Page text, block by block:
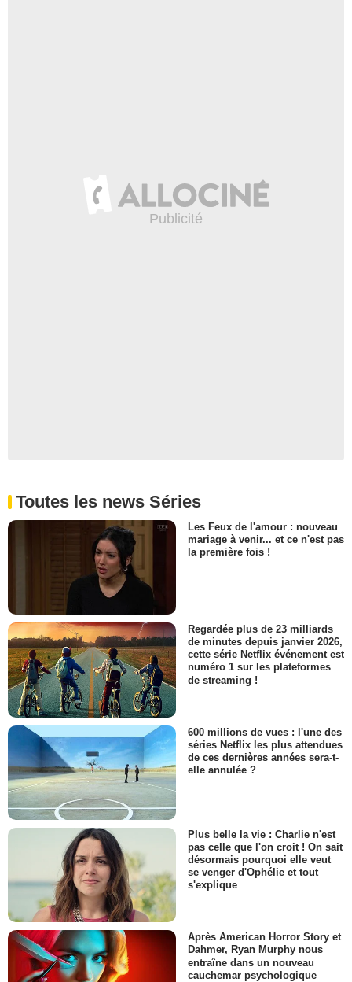
Toutes les news Séries
Les Feux de l'amour : nouveau
mariage à venir... et ce n'est pas
la première fois !
Regardée plus de 23 milliards
de minutes depuis janvier 2026,
cette série Netflix événement est
numéro 1 sur les plateformes
de streaming !
600 millions de vues : l'une des
séries Netflix les plus attendues
de ces dernières années sera-t-
elle annulée ?
Plus belle la vie : Charlie n'est
pas celle que l'on croit ! On sait
désormais pourquoi elle veut
se venger d'Ophélie et tout
s'explique
Après American Horror Story et
Dahmer, Ryan Murphy nous
entraîne dans un nouveau
cauchemar psychologique